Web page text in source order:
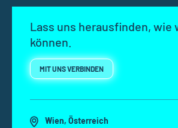
Lass uns herausfinden, wie
können.
MIT UNS VERBINDEN
Wien, Österreich